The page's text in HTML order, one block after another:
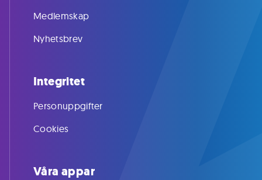
Medlemskap
Nyhetsbrev
Integritet
Personuppgifter
Cookies
Våra appar